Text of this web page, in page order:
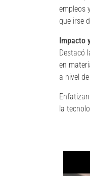
empleos
que irse
Impacto
Destacó
en
a nivel
la